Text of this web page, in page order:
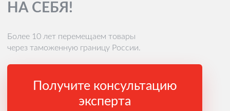
НА СЕБЯ!
Более 10 лет перемещаем товары
через таможенную границу России.
Получите консультацию
эксперта